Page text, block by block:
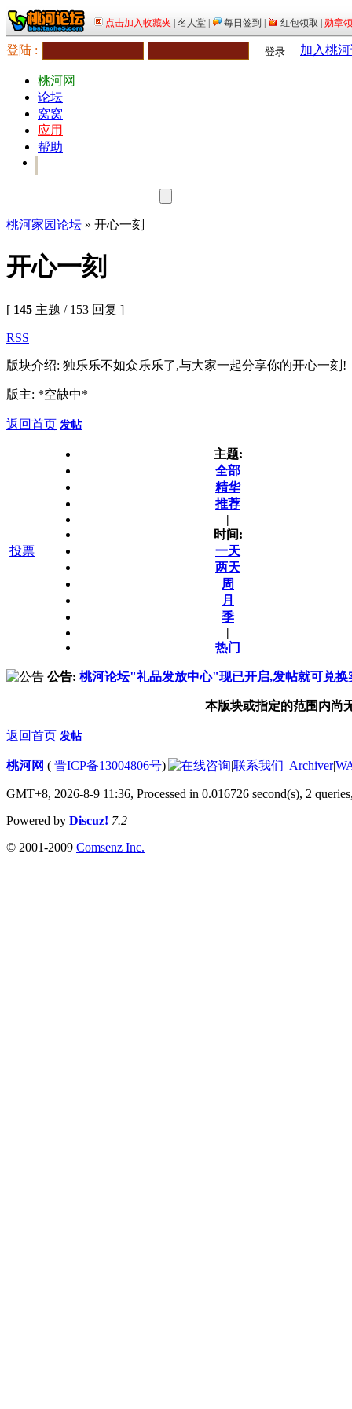
登陆 : 登录 加入桃
桃河网
论坛
窝窝
应用
帮助
桃河家园论坛 » 开心一刻
开心一刻
[ 145 主题 / 153 回复 ]
RSS
版块介绍: 独乐乐不如众乐乐了,与大家一起分享你的开心一刻!
版主: *空缺中*
返回首页 发帖
投票
主题:
全部
精华
推荐
|
时间:
一天
两天
周
月
季
|
热门
公告: 桃河论坛"礼品发放中心"现已开启,发帖就可兑换
本版块或指定的范围内尚
返回首页 发帖
桃河网 ( 晋ICP备13004806号)| |联系我们 |Archiver|
GMT+8, 2026-8-9 11:36, Processed in 0.016726 second(s), 2
Powered by Discuz! 7.2
© 2001-2009 Comsenz Inc.